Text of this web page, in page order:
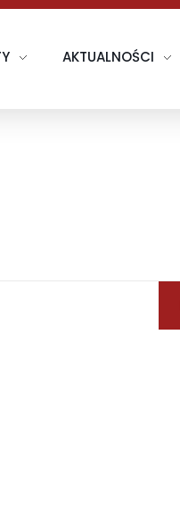
AKTUALNOŚCI